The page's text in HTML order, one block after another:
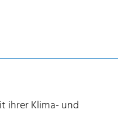
ihrer Klima- und